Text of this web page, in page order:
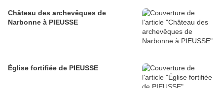
Château des archevêques de
Narbonne à PIEUSSE
Église fortifiée de PIEUSSE